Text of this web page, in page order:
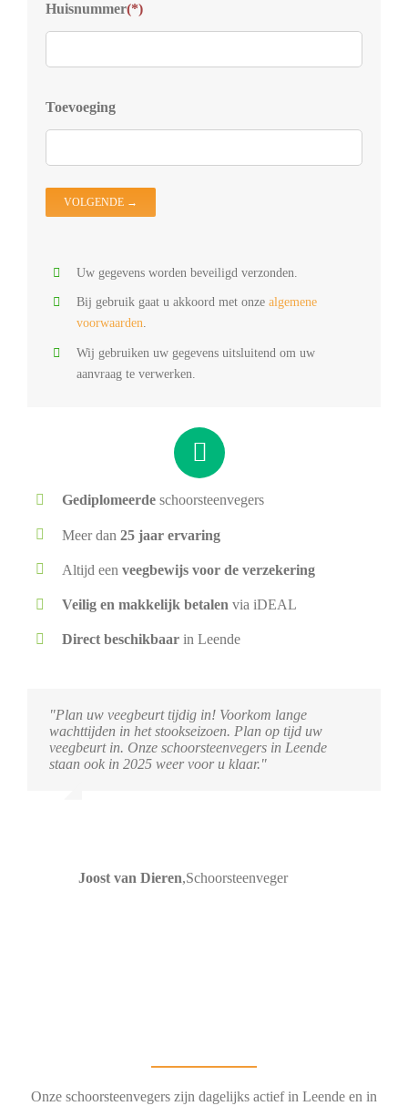
Huisnummer(*)
Toevoeging
Uw gegevens worden beveiligd verzonden.
Bij gebruik gaat u akkoord met onze algemene
voorwaarden.
Wij gebruiken uw gegevens uitsluitend om uw
aanvraag te verwerken.
Gediplomeerde schoorsteenvegers
Meer dan25 jaar ervaring
Altijd eenveegbewijs voor de verzekering
Veilig en makkelijk betalen via iDEAL
Direct beschikbaar in Leende
"Plan uw veegbeurt tijdig in! Voorkom lange
wachttijden in het stookseizoen. Plan op tijd uw
veegbeurt in. Onze schoorsteenvegers in Leende
staan ook in 2025 weer voor u klaar."
Joost van Dieren,Schoorsteenveger
Onze schoorsteenvegers zijn dagelijks actief in Leende en in